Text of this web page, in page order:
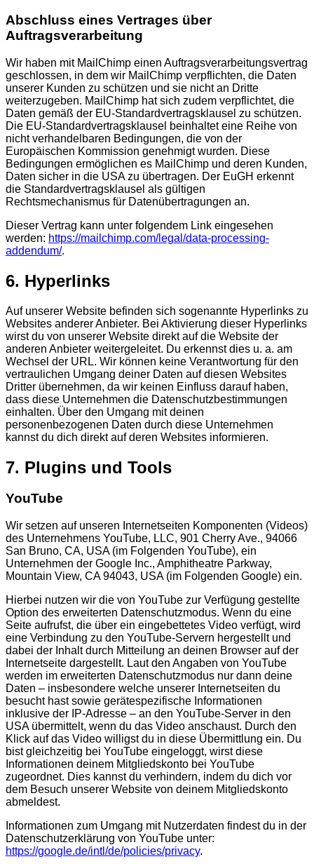
Abschluss eines Vertrages über
Auftragsverarbeitung
Wir haben mit MailChimp einen Auftragsverarbeitungsvertrag
geschlossen, in dem wir MailChimp verpflichten, die Daten
unserer Kunden zu schützen und sie nicht an Dritte
weiterzugeben. MailChimp hat sich zudem verpflichtet, die
Daten gemäß der EU-Standardvertragsklausel zu schützen.
Die EU-Standardvertragsklausel beinhaltet eine Reihe von
nicht verhandelbaren Bedingungen, die von der
Europäischen Kommission genehmigt wurden. Diese
Bedingungen ermöglichen es MailChimp und deren Kunden,
Daten sicher in die USA zu übertragen. Der EuGH erkennt
die Standardvertragsklausel als gültigen
Rechtsmechanismus für Datenübertragungen an.
Dieser Vertrag kann unter folgendem Link eingesehen
werden: https://mailchimp.com/legal/data-processing-
addendum/.
6. Hyperlinks
Auf unserer Website befinden sich sogenannte Hyperlinks zu
Websites anderer Anbieter. Bei Aktivierung dieser Hyperlinks
wirst du von unserer Website direkt auf die Website der
anderen Anbieter weitergeleitet. Du erkennst dies u. a. am
Wechsel der URL. Wir können keine Verantwortung für den
vertraulichen Umgang deiner Daten auf diesen Websites
Dritter übernehmen, da wir keinen Einfluss darauf haben,
dass diese Unternehmen die Datenschutzbestimmungen
einhalten. Über den Umgang mit deinen
personenbezogenen Daten durch diese Unternehmen
kannst du dich direkt auf deren Websites informieren.
7. Plugins und Tools
YouTube
Wir setzen auf unseren Internetseiten Komponenten (Videos)
des Unternehmens YouTube, LLC, 901 Cherry Ave., 94066
San Bruno, CA, USA (im Folgenden YouTube), ein
Unternehmen der Google Inc., Amphitheatre Parkway,
Mountain View, CA 94043, USA (im Folgenden Google) ein.
Hierbei nutzen wir die von YouTube zur Verfügung gestellte
Option des erweiterten Datenschutzmodus. Wenn du eine
Seite aufrufst, die über ein eingebettetes Video verfügt, wird
eine Verbindung zu den YouTube-Servern hergestellt und
dabei der Inhalt durch Mitteilung an deinen Browser auf der
Internetseite dargestellt. Laut den Angaben von YouTube
werden im erweiterten Datenschutzmodus nur dann deine
Daten – insbesondere welche unserer Internetseiten du
besucht hast sowie gerätespezifische Informationen
inklusive der IP-Adresse – an den YouTube-Server in den
USA übermittelt, wenn du das Video anschaust. Durch den
Klick auf das Video willigst du in diese Übermittlung ein. Du
bist gleichzeitig bei YouTube eingeloggt, wirst diese
Informationen deinem Mitgliedskonto bei YouTube
zugeordnet. Dies kannst du verhindern, indem du dich vor
dem Besuch unserer Website von deinem Mitgliedskonto
abmeldest.
Informationen zum Umgang mit Nutzerdaten findest du in der
Datenschutzerklärung von YouTube unter:
https://google.de/intl/de/policies/privacy.